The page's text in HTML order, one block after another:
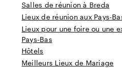
Salles de réunion à Breda
Lieux de réunion aux Pays-
Lieux pour une foire ou une
Pays-Bas
Hôtels
Meilleurs Lieux de Mariage